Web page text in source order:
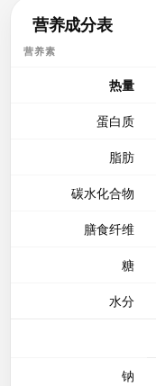
韵，「辣」是郫县豆瓣
的温度，「香」是牛肉
芡后汤汁浓亮、似流非
天然发酵酿制的川菜
成两厘米见方的嫩豆腐
特的不饱和酰胺类化合
部麻醉的双重生理效果。
和7克脂肪——在中式菜
膳食纤维0.8克。豆腐
12%），是东亚饮食中
防骨质疏松尤为重要。
营养成分表
营养素
热量
蛋白质
脂肪
碳水化合物
膳食纤维
糖
水分
钠